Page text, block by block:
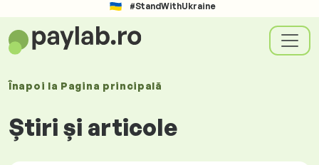
#StandWithUkraine
Înapoi la Pagina principală
Știri și articole